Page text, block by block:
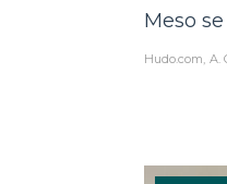
Meso
Hudo.com A.